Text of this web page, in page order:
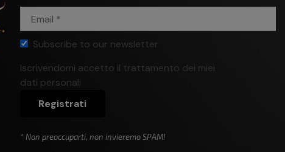
Subscribe to our newsletter
Iscrivendomi accetto il trattamento dei miei
dati personali
Registrati
* Non preoccuparti, non invieremo SPAM!